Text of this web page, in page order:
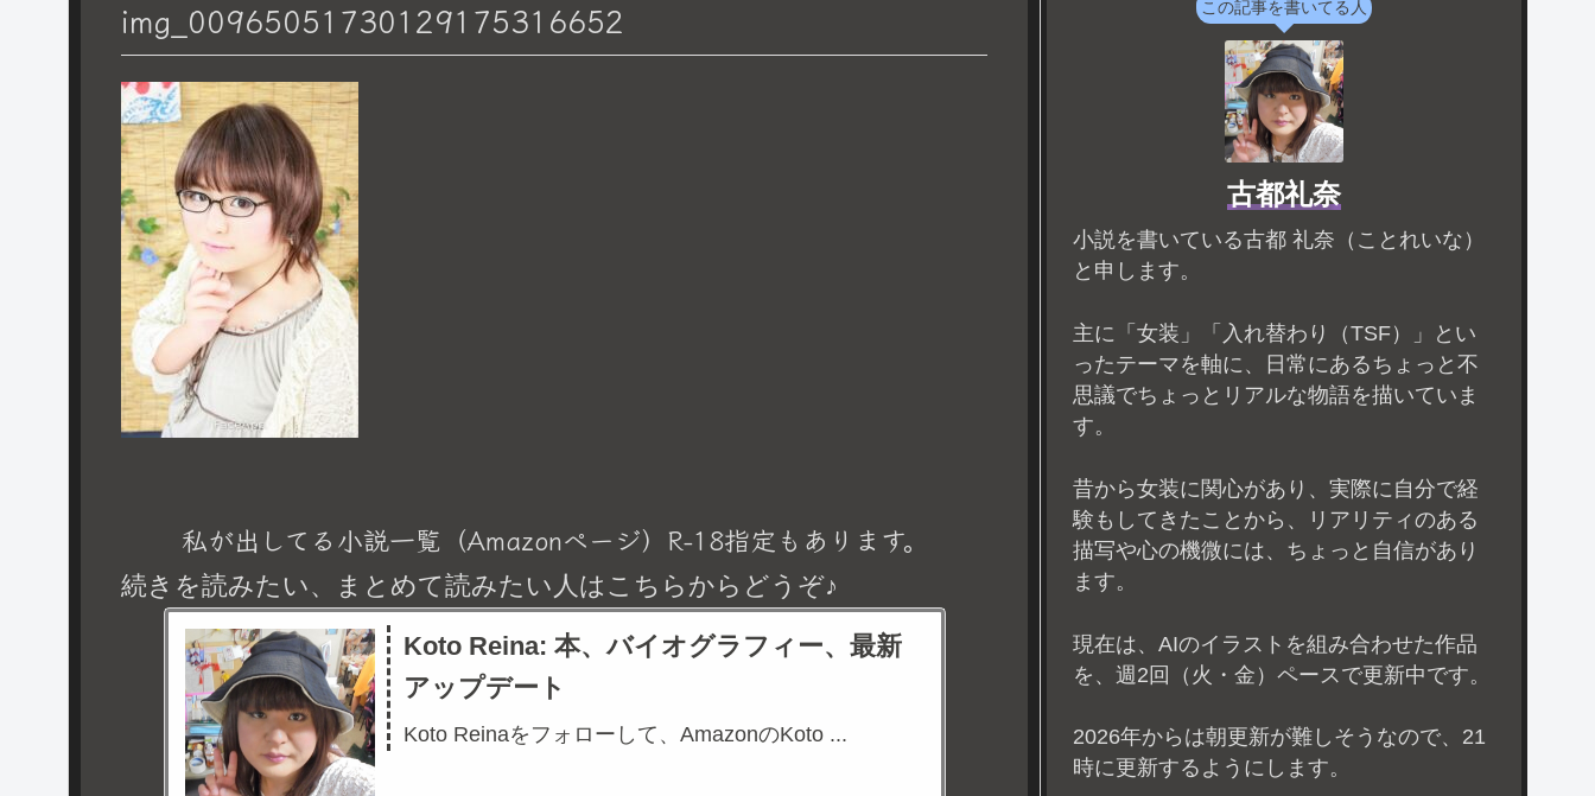
img_00965051730129175316652
私が出してる小説一覧（Amazonページ）R-18指定もあります。
続きを読みたい、まとめて読みたい人はこちらからどうぞ♪
Koto Reina: 本、バイオグラフィー、最新
アップデート
Koto Reinaをフォローして、AmazonのKoto ...
この記事を書いてる人
古都礼奈
小説を書いている古都 礼奈（ことれいな）
と申します。
主に「女装」「入れ替わり（TSF）」とい
ったテーマを軸に、日常にあるちょっと不
思議でちょっとリアルな物語を描いていま
す。
昔から女装に関心があり、実際に自分で経
験もしてきたことから、リアリティのある
描写や心の機微には、ちょっと自信があり
ます。
現在は、AIのイラストを組み合わせた作品
を、週2回（火・金）ペースで更新中です。
2026年からは朝更新が難しそうなので、21
時に更新するようにします。